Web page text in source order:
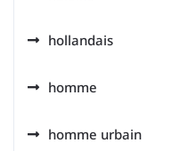
hollandais
homme
homme urbain